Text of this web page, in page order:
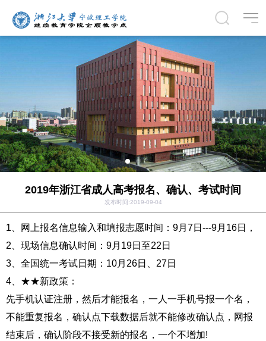
2019年浙江省成人高考报名、确认、考试时间
发布时间:2019-09-04
1、网上报名信息输入和填报志愿时间：9月7日---9月16日，
2、现场信息确认时间：9月19日至22日
3、全国统一考试日期：10月26日、27日
4、★★新政策：
先手机认证注册，然后才能报名，一人一手机号报一个名，
不能重复报名，确认点下载数据后就不能修改确认点，网报
结束后，确认阶段不接受新的报名，一个不增加!